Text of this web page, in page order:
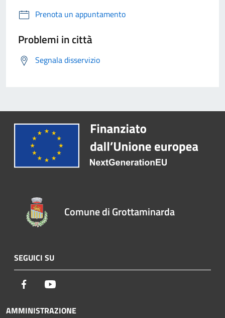
Prenota un appuntamento
Problemi in città
Segnala disservizio
Comune di Grottaminarda
SEGUICI SU
Facebook
AMMINISTRAZIONE